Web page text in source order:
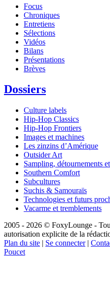
Focus
Chroniques
Entretiens
Sélections
Vidéos
Bilans
Présentations
Brèves
Dossiers
Culture labels
Hip-Hop Classics
Hip-Hop Frontiers
Images et machines
Les zinzins d’Amérique
Outsider Art
Sampling, détournements
Southern Comfort
Subcultures
Suchis & Samouraïs
Technologies et futurs
Vacarme et tremblements
2005 - 2026 © FoxyLounge -
autorisation explicite de la
Plan du site | Se connecter|
Poucet